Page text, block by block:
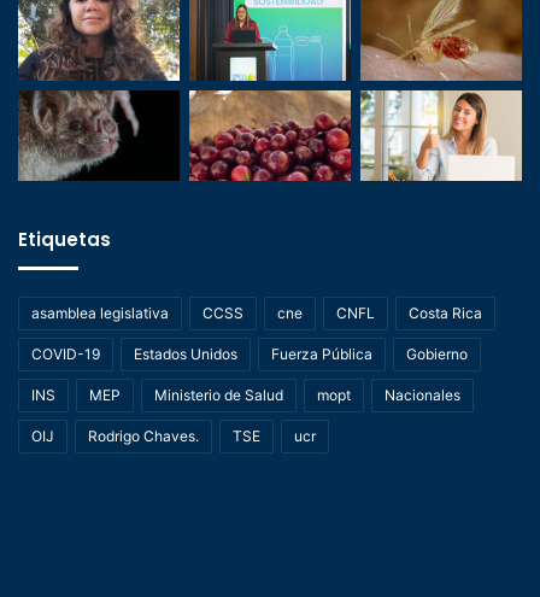
Etiquetas
asamblea legislativa CCSS cne CNFL Costa Rica
COVID-19 Estados Unidos Fuerza Pública Gobierno
INS MEP Ministerio de Salud mopt Nacionales
OIJ Rodrigo Chaves. TSE ucr